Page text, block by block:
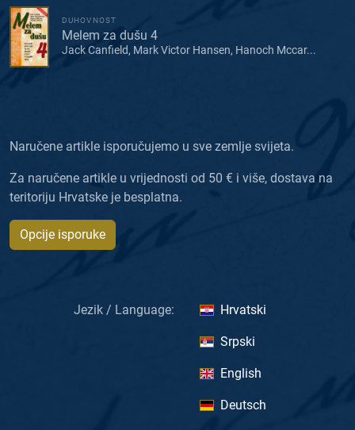
DUHOVNOST
Melem za dušu 4
Jack Canfield, Mark Victor Hansen, Hanoch Mccar...
Naručene artikle isporučujemo u sve zemlje svijeta.
Za naručene artikle u vrijednosti od 50 € i više, dostava na
teritoriju Hrvatske je besplatna.
Opcije isporuke
Jezik / Language: Hrvatski
Srpski
English
Deutsch